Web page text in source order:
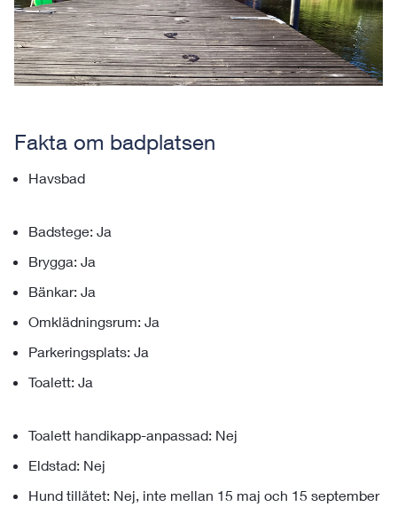
Fakta om badplatsen
Havsbad
Badstege: Ja
Brygga: Ja
Bänkar: Ja
Omklädningsrum: Ja
Parkeringsplats: Ja
Toalett: Ja
Toalett handikapp-anpassad: Nej
Eldstad: Nej
Hund tillåtet: Nej, inte mellan 15 maj och 15 september